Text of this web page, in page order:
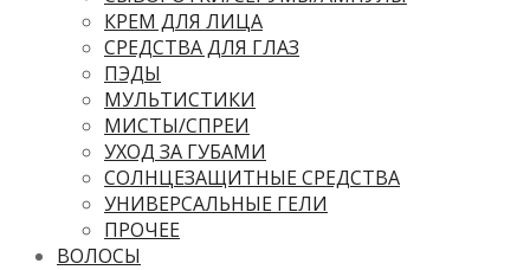
КРЕМ ДЛЯ ЛИЦА
СРЕДСТВА ДЛЯ ГЛАЗ
ПЭДЫ
МУЛЬТИСТИКИ
МИСТЫ/СПРЕИ
УХОД ЗА ГУБАМИ
СОЛНЦЕЗАЩИТНЫЕ СРЕДСТВА
УНИВЕРСАЛЬНЫЕ ГЕЛИ
ПРОЧЕЕ
ВОЛОСЫ